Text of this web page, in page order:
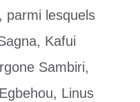
parmi lesquels
Kafui
Sambiri,
Linus